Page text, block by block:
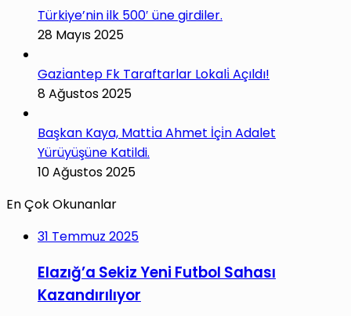
Türkiye’nin ilk 500′ üne girdiler.
28 Mayıs 2025
Gazi̇antep Fk Taraftarlar Lokali̇ Açıldı!
8 Ağustos 2025
Başkan Kaya, Matti̇a Ahmet İçi̇n Adalet
Yürüyüşüne Katildi.
10 Ağustos 2025
En Çok Okunanlar
31 Temmuz 2025
Elazığ’a Sekiz Yeni Futbol Sahası
Kazandırılıyor